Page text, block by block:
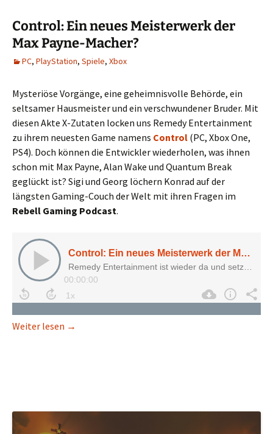
Control: Ein neues Meisterwerk der
Max Payne-Macher?
PC, PlayStation, Spiele, Xbox
Mysteriöse Vorgänge, eine geheimnisvolle Behörde, ein
seltsamer Hausmeister und ein verschwundener Bruder. Mit
diesen Akte X-Zutaten locken uns Remedy Entertainment
zu ihrem neuesten Game namens Control (PC, Xbox One,
PS4). Doch können die Entwickler wiederholen, was ihnen
schon mit Max Payne, Alan Wake und Quantum Break
geglückt ist? Sigi und Georg löchern Konrad auf der
längsten Gaming-Couch der Welt mit ihren Fragen im
Rebell Gaming Podcast.
Weiter lesen Control: Ein neues Meisterwerk der Max Payne-
→